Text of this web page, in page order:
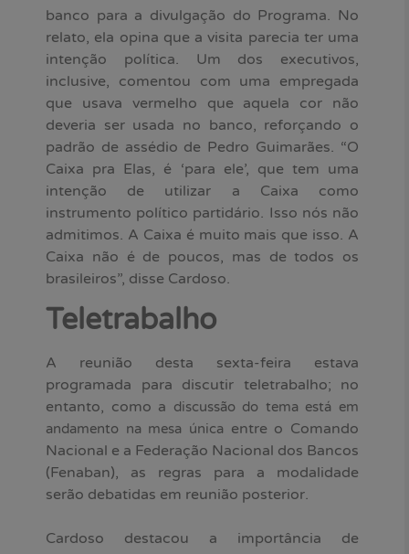
banco para a divulgação do Programa. No
relato, ela opina que a visita parecia ter uma
intenção política. Um dos executivos,
inclusive, comentou com uma empregada
que usava vermelho que aquela cor não
deveria ser usada no banco, reforçando o
padrão de assédio de Pedro Guimarães. “O
Caixa pra Elas, é ‘para ele’, que tem uma
intenção de utilizar a Caixa como
instrumento político partidário. Isso nós não
admitimos. A Caixa é muito mais que isso. A
Caixa não é de poucos, mas de todos os
brasileiros”, disse Cardoso.
Teletrabalho
A reunião desta sexta-feira estava
programada para discutir teletrabalho; no
entanto, como a discussão do tema está em
andamento na mesa única entre o Comando
Nacional e a Federação Nacional dos Bancos
(Fenaban), as regras para a modalidade
serão debatidas em reunião posterior.
Cardoso destacou a importância de